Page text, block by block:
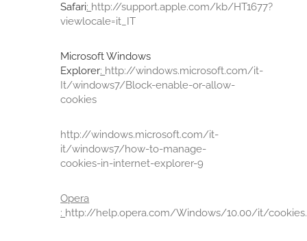
Safari: http://support.apple.com/kb/HT1677?
viewlocale=it_IT
Microsoft Windows
Explorer: http://windows.microsoft.com/it-
It/windows7/Block-enable-or-allow-
cookies
http://windows.microsoft.com/it-
it/windows7/how-to-manage-
cookies-in-internet-explorer-9
Opera
: http://help.opera.com/Windows/10.00/it/